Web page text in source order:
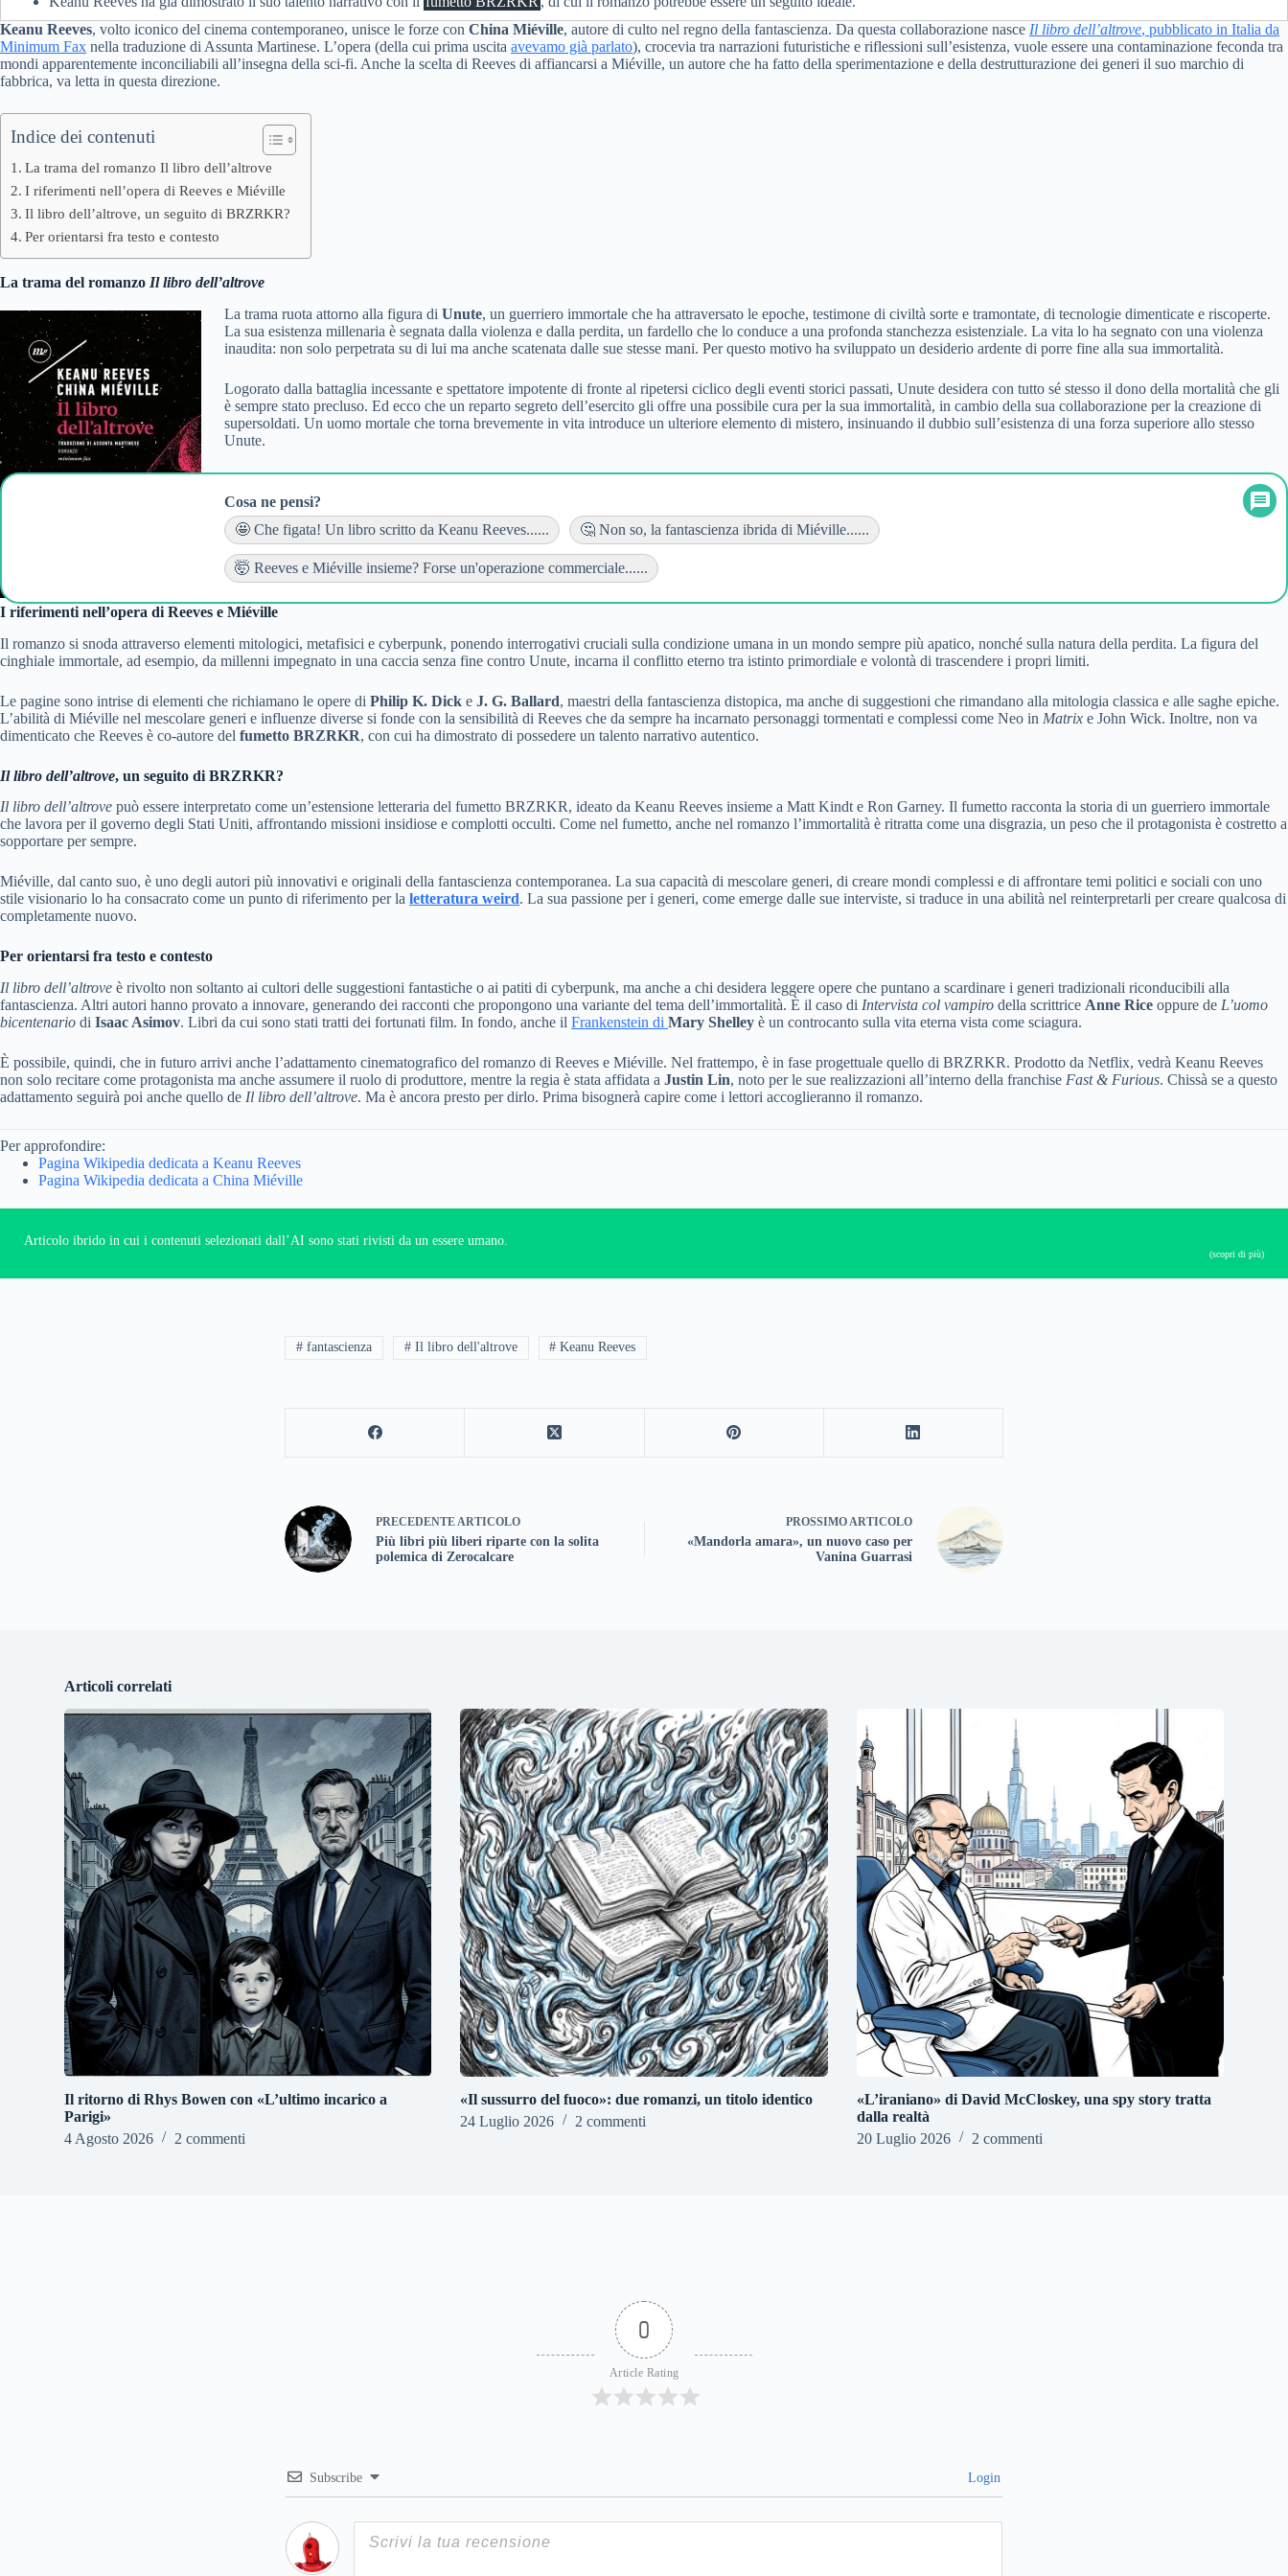
Keanu Reeves, volto iconico del cinema contemporaneo, unisce le forze con China Miéville, autore di culto nel regno della fantascienza. Da questa collaborazione nasce Il libro dell’altrove, pubblicato in Italia da
Minimum Fax nella traduzione di Assunta Martinese. L’opera (della cui prima uscita avevamo già parlato), crocevia tra narrazioni futuristiche e riflessioni sull’esistenza, vuole essere una contaminazione feconda tra
mondi apparentemente inconciliabili all’insegna della sci-fi. Anche la scelta di Reeves di affiancarsi a Miéville, un autore che ha fatto della sperimentazione e della destrutturazione dei generi il suo marchio di
fabbrica, va letta in questa direzione.
Indice dei contenuti
La trama del romanzo Il libro dell’altrove
I riferimenti nell’opera di Reeves e Miéville
Il libro dell’altrove, un seguito di BRZRKR?
Per orientarsi fra testo e contesto
La trama del romanzo Il libro dell’altrove
La trama ruota attorno alla figura di Unute, un guerriero immortale che ha attraversato le epoche, testimone di civiltà sorte e tramontate, di tecnologie dimenticate e riscoperte.
La sua esistenza millenaria è segnata dalla violenza e dalla perdita, un fardello che lo conduce a una profonda stanchezza esistenziale. La vita lo ha segnato con una violenza
inaudita: non solo perpetrata su di lui ma anche scatenata dalle sue stesse mani. Per questo motivo ha sviluppato un desiderio ardente di porre fine alla sua immortalità.
Logorato dalla battaglia incessante e spettatore impotente di fronte al ripetersi ciclico degli eventi storici passati, Unute desidera con tutto sé stesso il dono della mortalità che gli
è sempre stato precluso. Ed ecco che un reparto segreto dell’esercito gli offre una possibile cura per la sua immortalità, in cambio della sua collaborazione per la creazione di
supersoldati. Un uomo mortale che torna brevemente in vita introduce un ulteriore elemento di mistero, insinuando il dubbio sull’esistenza di una forza superiore allo stesso
Unute.
Cosa ne pensi?
🤩 Che figata! Un libro scritto da Keanu Reeves......
🤔 Non so, la fantascienza ibrida di Miéville......
🤯 Reeves e Miéville insieme? Forse un'operazione commerciale......
I riferimenti nell’opera di Reeves e Miéville
Il romanzo si snoda attraverso elementi mitologici, metafisici e cyberpunk, ponendo interrogativi cruciali sulla condizione umana in un mondo sempre più apatico, nonché sulla natura della perdita. La figura del
cinghiale immortale, ad esempio, da millenni impegnato in una caccia senza fine contro Unute, incarna il conflitto eterno tra istinto primordiale e volontà di trascendere i propri limiti.
Le pagine sono intrise di elementi che richiamano le opere di Philip K. Dick e J. G. Ballard, maestri della fantascienza distopica, ma anche di suggestioni che rimandano alla mitologia classica e alle saghe epiche.
L’abilità di Miéville nel mescolare generi e influenze diverse si fonde con la sensibilità di Reeves che da sempre ha incarnato personaggi tormentati e complessi come Neo in Matrix e John Wick. Inoltre, non va
dimenticato che Reeves è co-autore del fumetto BRZRKR, con cui ha dimostrato di possedere un talento narrativo autentico.
Il libro dell’altrove, un seguito di BRZRKR?
Il libro dell’altrove può essere interpretato come un’estensione letteraria del fumetto BRZRKR, ideato da Keanu Reeves insieme a Matt Kindt e Ron Garney. Il fumetto racconta la storia di un guerriero immortale
che lavora per il governo degli Stati Uniti, affrontando missioni insidiose e complotti occulti. Come nel fumetto, anche nel romanzo l’immortalità è ritratta come una disgrazia, un peso che il protagonista è costretto a
sopportare per sempre.
Miéville, dal canto suo, è uno degli autori più innovativi e originali della fantascienza contemporanea. La sua capacità di mescolare generi, di creare mondi complessi e di affrontare temi politici e sociali con uno
stile visionario lo ha consacrato come un punto di riferimento per la letteratura weird. La sua passione per i generi, come emerge dalle sue interviste, si traduce in una abilità nel reinterpretarli per creare qualcosa di
completamente nuovo.
Per orientarsi fra testo e contesto
Il libro dell’altrove è rivolto non soltanto ai cultori delle suggestioni fantastiche o ai patiti di cyberpunk, ma anche a chi desidera leggere opere che puntano a scardinare i generi tradizionali riconducibili alla
fantascienza. Altri autori hanno provato a innovare, generando dei racconti che propongono una variante del tema dell’immortalità. È il caso di Intervista col vampiro della scrittrice Anne Rice oppure de L’uomo
bicentenario di Isaac Asimov. Libri da cui sono stati tratti dei fortunati film. In fondo, anche il Frankenstein di Mary Shelley è un controcanto sulla vita eterna vista come sciagura.
È possibile, quindi, che in futuro arrivi anche l’adattamento cinematografico del romanzo di Reeves e Miéville. Nel frattempo, è in fase progettuale quello di BRZRKR. Prodotto da Netflix, vedrà Keanu Reeves
non solo recitare come protagonista ma anche assumere il ruolo di produttore, mentre la regia è stata affidata a Justin Lin, noto per le sue realizzazioni all’interno della franchise Fast & Furious. Chissà se a questo
adattamento seguirà poi anche quello de Il libro dell’altrove. Ma è ancora presto per dirlo. Prima bisognerà capire come i lettori accoglieranno il romanzo.
Per approfondire:
Pagina Wikipedia dedicata a Keanu Reeves
Pagina Wikipedia dedicata a China Miéville
Articolo ibrido in cui i contenuti selezionati dall’AI sono stati rivisti da un essere umano.
(scopri di più)
# fantascienza # Il libro dell'altrove # Keanu Reeves
PRECEDENTEARTICOLO
Più libri più liberi riparte con la solita
polemica di Zerocalcare
PROSSIMOARTICOLO
«Mandorla amara», un nuovo caso per
Vanina Guarrasi
Articoli correlati
Il ritorno di Rhys Bowen con «L’ultimo incarico a
Parigi»
4 Agosto 2026
2 commenti
«Il sussurro del fuoco»: due romanzi, un titolo identico
24 Luglio 2026
2 commenti
«L’iraniano» di David McCloskey, una spy story tratta
dalla realtà
20 Luglio 2026
2 commenti
0
Article Rating
Subscribe Login